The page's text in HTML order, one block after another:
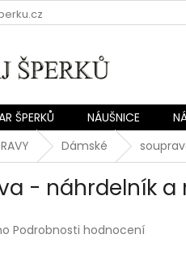
ŠPERKŮ NÁUŠNICE
Dámské
- náhrdelník a
Podrobnosti hodnocení